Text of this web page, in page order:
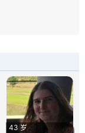
43 岁